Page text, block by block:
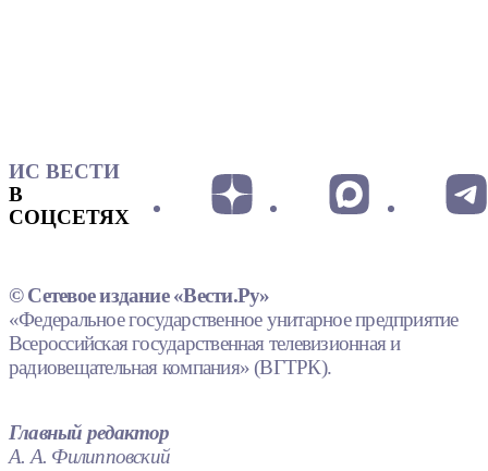
ИС ВЕСТИ
В
СОЦСЕТЯХ
© Сетевое издание «Вести.Ру»
«Федеральное государственное унитарное предприятие
Всероссийская государственная телевизионная и
радиовещательная компания» (ВГТРК).
Главный редактор
А. А. Филипповский